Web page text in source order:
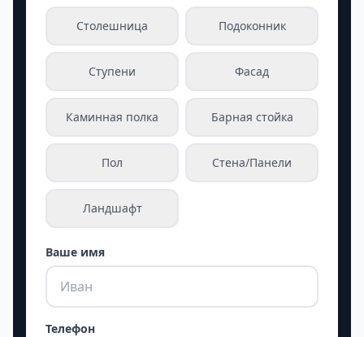
Столешница Подоконник
Ступени Фасад
Каминная полка Барная стойка
Пол Стена/Панели
Ландшафт
Ваше имя
Телефон